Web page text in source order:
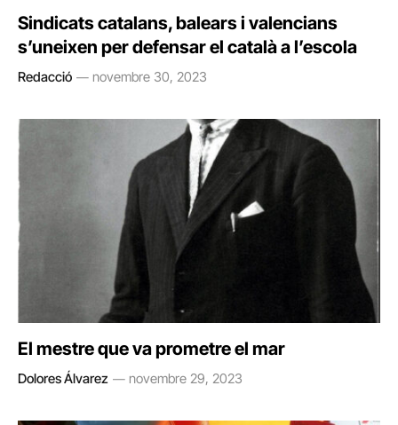
Sindicats catalans, balears i valencians
s’uneixen per defensar el català a l’escola
Redacció novembre 30, 2023
El mestre que va prometre el mar
Dolores Álvarez novembre 29, 2023